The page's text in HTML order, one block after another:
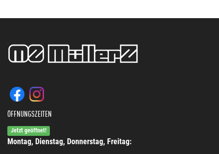
ÖFFNUNGSZEITEN
Jetzt geöffnet!
Montag, Dienstag, Donnerstag, Freitag: